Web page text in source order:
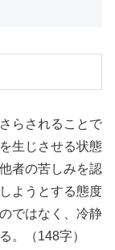
らされることで
生じさせる状態
者の苦しみを認
ようとする態度
ではなく、冷静
。（148字）